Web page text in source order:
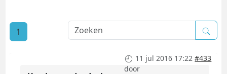
1
11 jul 2016 17:22 #433
door